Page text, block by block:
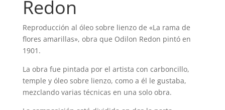
Redon
Reproducción al óleo sobre lienzo de «La rama de
flores amarillas», obra que Odilon Redon pintó en
1901.
La obra fue pintada por el artista con carboncillo,
temple y óleo sobre lienzo, como a él le gustaba,
mezclando varias técnicas en una solo obra.